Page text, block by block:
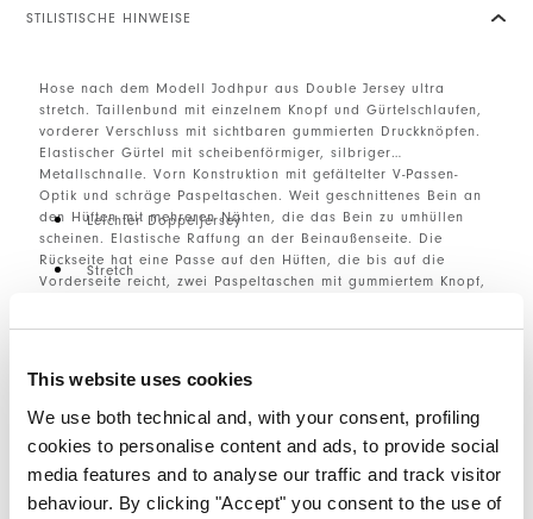
This website uses cookies
We use both technical and, with your consent, profiling
cookies to personalise content and ads, to provide social
media features and to analyse our traffic and track visitor
behaviour. By clicking "Accept" you consent to the use of
STILISTISCHE HINWEISE
Hose nach dem Modell Jodhpur aus Double Jersey ultra
stretch. Taillenbund mit einzelnem Knopf und Gürtelschlaufen,
vorderer Verschluss mit sichtbaren gummierten Druckknöpfen.
Elastischer Gürtel mit scheibenförmiger, silbriger
Metallschnalle. Vorn Konstruktion mit gefältelter V-Passen-
Optik und schräge Paspeltaschen. Weit geschnittenes Bein an
den Hüften mit mehreren Nähten, die das Bein zu umhüllen
scheinen. Elastische Raffung an der Beinaußenseite. Die
Rückseite hat eine Passe auf den Hüften, die bis auf die
Vorderseite reicht, zwei Paspeltaschen mit gummiertem Knopf,
Leichter Doppeljersey
Stretch
Innenseite gebürstet
GRÖSSE & PASSFORM